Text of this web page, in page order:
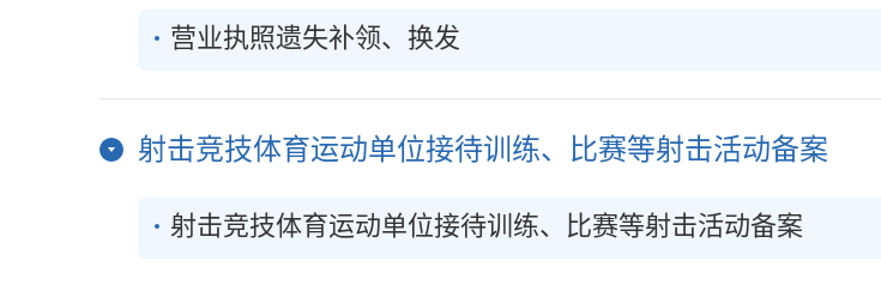
营业执照遗失补领、换发
射击竞技体育运动单位接待训练、比赛等射击活动备案
射击竞技体育运动单位接待训练、比赛等射击活动备案